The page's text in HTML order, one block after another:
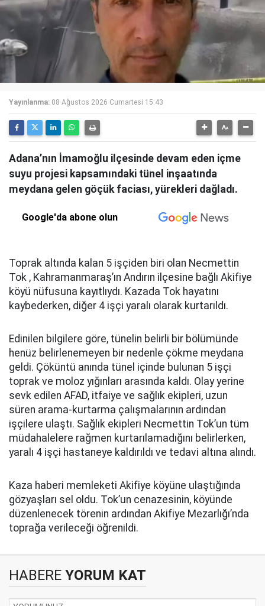
Yayınlanma: 08 Ağustos 2026 Cumartesi 15:43
Adana’nın İmamoğlu ilçesinde devam eden içme
suyu projesi kapsamındaki tünel inşaatında
meydana gelen göçük faciası, yürekleri dağladı.
Google'da abone olun
Toprak altında kalan 5 işçiden biri olan Necmettin
Tok , Kahramanmaraş’ın Andırın ilçesine bağlı Akifiye
köyü nüfusuna kayıtlıydı. Kazada Tok hayatını
kaybederken, diğer 4 işçi yaralı olarak kurtarıldı.
Edinilen bilgilere göre, tünelin belirli bir bölümünde
henüz belirlenemeyen bir nedenle çökme meydana
geldi. Çöküntü anında tünel içinde bulunan 5 işçi
toprak ve moloz yığınları arasında kaldı. Olay yerine
sevk edilen AFAD, itfaiye ve sağlık ekipleri, uzun
süren arama-kurtarma çalışmalarının ardından
işçilere ulaştı. Sağlık ekipleri Necmettin Tok’un tüm
müdahalelere rağmen kurtarılamadığını belirlerken,
yaralı 4 işçi hastaneye kaldırıldı ve tedavi altına alındı.
Kaza haberi memleketi Akifiye köyüne ulaştığında
gözyaşları sel oldu. Tok’un cenazesinin, köyünde
düzenlenecek törenin ardından Akifiye Mezarlığı’nda
toprağa verileceği öğrenildi.
HABERE YORUM KAT